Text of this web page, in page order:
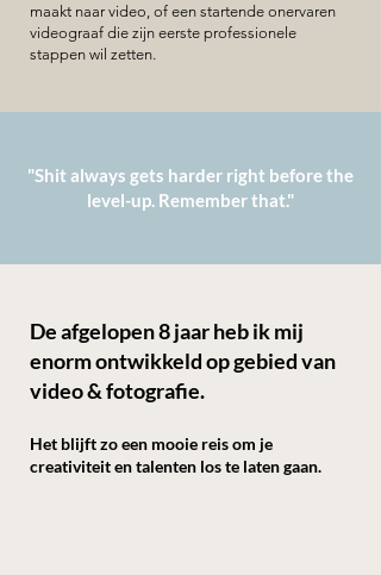
maakt naar video, of een startende onervaren
videograaf die zijn eerste professionele
stappen wil zetten.
"Shit always gets harder right before the
level-up. Remember that."
De afgelopen 8 jaar heb ik mij
enorm ontwikkeld op gebied van
video & fotografie.
Het blijft zo een mooie reis om je
creativiteit en talenten los te laten gaan.